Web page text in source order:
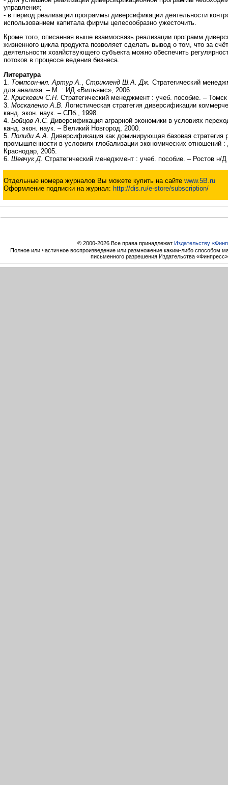
управления;
- в период реализации программы диверсификации деятельности
использованием капитала фирмы целесообразно ужесточить.
Кроме того, описанная выше взаимосвязь реализации программ
жизненного цикла продукта позволяет сделать вывод о том, что за
деятельности хозяйствующего субъекта можно обеспечить
потоков в процессе ведения бизнеса.
Литература
1. Томпсон-мл. Артур А. Стрикленд Ш.А. Дж. Стратегический
для анализа. – М. : ИД «Вильямс», 2006.
2. Крискевич С.Н. Стратегический менеджмент : учеб. пособие. –
3. Москаленко А.В. Логистическая стратегия диверсификации
канд. экон. наук. – СПб., 1998.
4. Бойцов А.С. Диверсификация аграрной экономики в условиях
канд. экон. наук. – Великий Новгород, 2000.
5. Полиди А.А. Диверсификация как доминирующая базовая стратегия
промышленности в условиях глобализации экономических отношений
Краснодар, 2005.
6. Шевчук Д. Стратегический менеджмент : учеб. пособие. – Ростов н/
Отдельные номера журналов Вы можете купить на сайте www.5B.ru
Оформление подписки на журнал: http://dis.ru/e-store/subscription/
© 2000-2026 Все права принадлежат Издательству
Полное или частичное воспроизведение или размножение каким-либо способом
письменного разрешения Издательства